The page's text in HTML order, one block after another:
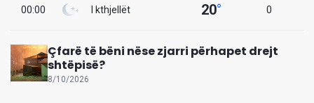
00:00 I kthjellët 20° 0
Çfarë të bëni nëse zjarri përhapet drejt
shtëpisë?
8/10/2026